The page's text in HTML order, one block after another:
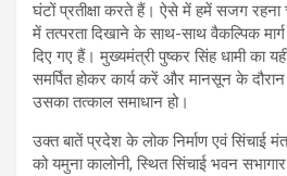
घंटों प्रतीक्षा करते हैं। ऐसे में हमें सजग
में तत्परता दिखाने के साथ-साथ वैकल्पिक
दिए गए हैं। मुख्यमंत्री पुष्कर सिंह धामी का
समर्पित होकर कार्य करें और मानसून के
उसका तत्काल समाधान हो।
उक्त बातें प्रदेश के लोक निर्माण एवं सिंचाई
को यमुना कालोनी, स्थित सिंचाई भवन